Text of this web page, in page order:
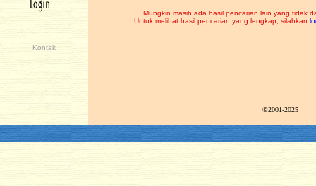
Kontak
Mungkin masih ada hasil pencarian lain yang tidak
Untuk melihat hasil pencarian yang lengkap, silahkan
©2001-2025